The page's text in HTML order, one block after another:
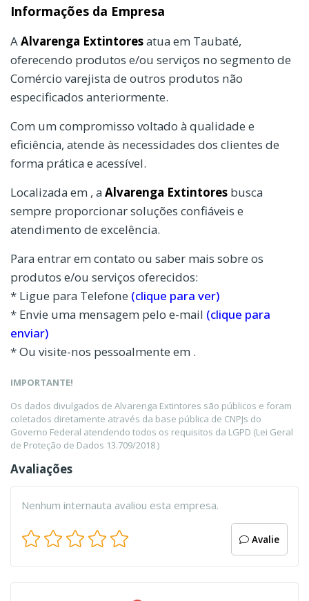
Informações da Empresa
A Alvarenga Extintoresatua em Taubaté,
oferecendo produtos e/ou serviços no segmento de
Comércio varejista de outros produtos não
especificados anteriormente.
Com um compromisso voltado à qualidade e
eficiência, atende às necessidades dos clientes de
forma prática e acessível.
Localizada em , a Alvarenga Extintores busca
sempre proporcionar soluções confiáveis e
atendimento de excelência.
Para entrar em contato ou saber mais sobre os
produtos e/ou serviços oferecidos:
* Ligue para Telefone (clique para ver)
* Envie uma mensagem pelo e-mail (clique para
enviar)
* Ou visite-nos pessoalmente em .
IMPORTANTE!
Os dados divulgados de Alvarenga Extintores são públicos e foram
coletados diretamente através da base pública de CNPJs do
Governo Federal atendendo todos os requisitos da LGPD (Lei Geral
de Proteção de Dados 13.709/2018 )
Avaliações
Nenhum internauta avaliou esta empresa.
Avalie